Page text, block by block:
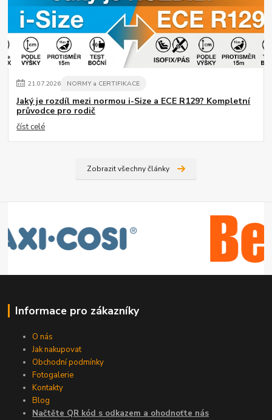
21.07.2026 NORMY a CERTIFIKACE
Jaký je rozdíl mezi normou i-Size a ECE R129? Kompletní
průvodce pro rodič
číst celé
Zobrazit všechny články
Informace pro zákazníky
O nás
Jak nakupovat
Obchodní podmínky
Fotogalerie
Kontakty
Blog
Načtěte QR kód s odkazem a ohodnoťte nás